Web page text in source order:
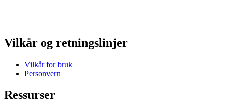
Vilkår og retningslinjer
Vilkår for bruk
Personvern
Ressurser